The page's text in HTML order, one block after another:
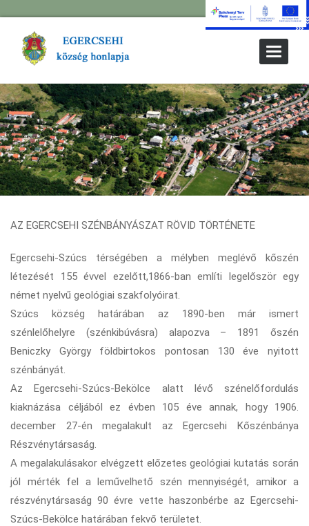
Toggle
AZ EGERCSEHI SZÉNBÁNYÁSZAT RÖVID TÖRTÉNETE
Egercsehi-Szúcs térségében a mélyben meglévő kőszén
létezését 155 évvel ezelőtt,1866-ban említi legelőször egy
német nyelvű geológiai szakfolyóirat.
Szúcs község határában az 1890-ben már ismert
szénlelőhelyre (szénkibúvásra) alapozva – 1891 őszén
Beniczky György földbirtokos pontosan 130 éve nyitott
szénbányát.
Az Egercsehi-Szúcs-Bekölce alatt lévő szénelőfordulás
kiaknázása céljából ez évben 105 éve annak, hogy 1906.
december 27-én megalakult az Egercsehi Kőszénbánya
Részvénytársaság.
A megalakulásakor elvégzett előzetes geológiai kutatás során
jól mérték fel a leművelhető szén mennyiségét, amikor a
részvénytársaság 90 évre vette haszonbérbe az Egercsehi-
Szúcs-Bekölce határában fekvő területet.